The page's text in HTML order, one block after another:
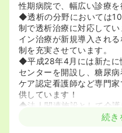
性期病院で、幅広い診療を
◆透析の分野においては
制で透析治療に対応して
イン治療が新規導入され
制を充実させています。
◆平成28年4月には新たに
センターを開設し、糖尿
ケア認定看護師など専門
供しています！
◆法人関連施設として介護
齢者住宅・訪問看護ステ
続き